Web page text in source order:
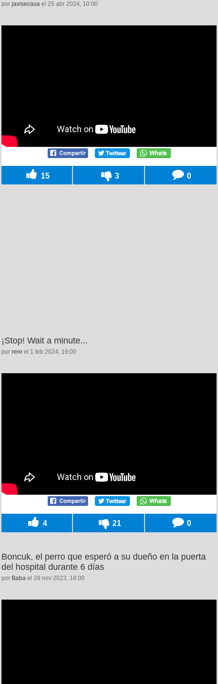
por javisecasa el 25 abr 2024, 10:00
15 3 0
¡Stop! Wait a minute...
por rere el 1 feb 2024, 19:00
4 21 0
Boncuk, el perro que esperó a su dueño en la puerta
del hospital durante 6 días
por Baba el 28 nov 2023, 18:00